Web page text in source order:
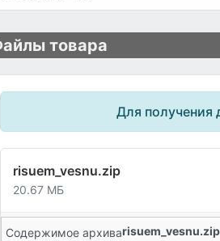
товара
Для получения
risuem_vesnu.zip
20.67 МБ
Содержимое архива